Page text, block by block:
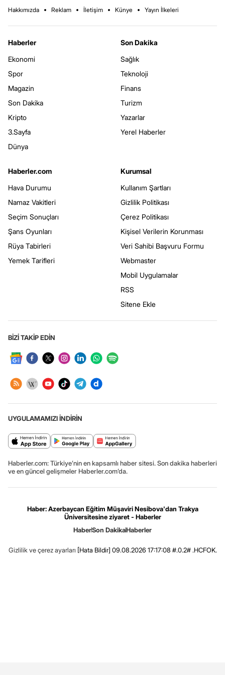
Hakkımızda Reklam İletişim Künye Yayın İlkeleri
Haberler
Ekonomi
Spor
Magazin
Son Dakika
Kripto
3.Sayfa
Dünya
Son Dakika
Sağlık
Teknoloji
Finans
Turizm
Yazarlar
Yerel Haberler
Haberler.com
Hava Durumu
Namaz Vakitleri
Seçim Sonuçları
Şans Oyunları
Rüya Tabirleri
Yemek Tarifleri
Kurumsal
Kullanım Şartları
Gizlilik Politikası
Çerez Politikası
Kişisel Verilerin Korunması
Veri Sahibi Başvuru Formu
Webmaster
Mobil Uygulamalar
RSS
Sitene Ekle
BİZİ TAKİP EDİN
UYGULAMAMIZI İNDİRİN
Haberler.com: Türkiye’nin en kapsamlı haber sitesi. Son dakika haberleri
ve en güncel gelişmeler Haberler.com’da.
Haber: Azerbaycan Eğitim Müşaviri Nesibova'dan Trakya
Üniversitesine ziyaret - Haberler
HaberSon DakikaHaberler
Gizlilik ve çerez ayarları [Hata Bildir] 09.08.2026 17:17:08 #.0.2# .HCFOK.